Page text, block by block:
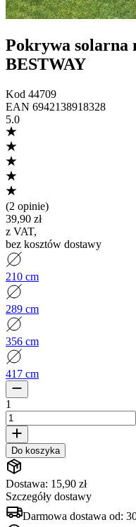
Pokrywa solarna
BESTWAY
Kod 44709
EAN 6942138918328
5.0
(2 opinie)
39,90 zł
z VAT,
bez kosztów dostawy
210 cm
289 cm
356 cm
417 cm
1
Do koszyka
Dostawa: 15,90 zł
Szczegóły dostawy
Darmowa dostawa od: